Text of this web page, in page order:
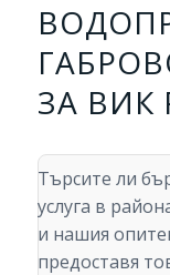
ЗА ВИК
Търсите ли
услуга в
и нашия
предоставя